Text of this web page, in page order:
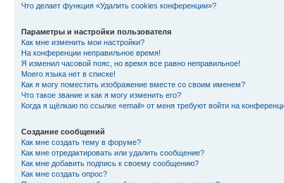
Что делает функция «Удалить cookies конференции»?
Параметры и настройки пользователя
Как мне изменить мои настройки?
На конференции неправильное время!
Я изменил часовой пояс, но время все равно неправильное!
Моего языка нет в списке!
Как я могу поместить изображение вместе со своим именем?
Что такое звание и как я могу изменить его?
Когда я щёлкаю по ссылке «email» от меня требуют войти на
Создание сообщений
Как мне создать тему в форуме?
Как мне отредактировать или удалить сообщение?
Как мне добавить подпись к своему сообщению?
Как мне создать опрос?